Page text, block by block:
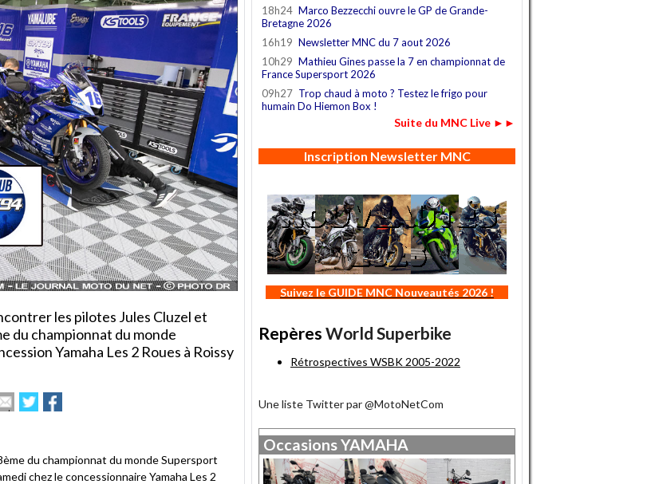
les pilotes Jules Cluzel et
du championnat du monde
Yamaha Les 2 Roues à Roissy
EnvoyerPartager
sur
sur
du championnat du monde Supersport
chez le concessionnaire Yamaha Les 2
18h24 Marco Bezzecchi ouvre le GP de Grande-
Bretagne 2026
16h19 Newsletter MNC du 7 aout 2026
10h29 Mathieu Gines passe la 7 en championnat de
France Supersport 2026
09h27 Trop chaud à moto ? Testez le frigo pour
humain Do Hiemon Box !
Suite du MNC Live ►►
Inscription Newsletter MNC
Suivez le GUIDE MNC Nouveautés 2026 !
Repères World Superbike
Rétrospectives WSBK 2005-2022
Une liste Twitter par @MotoNetCom
OccasionsYAMAHA